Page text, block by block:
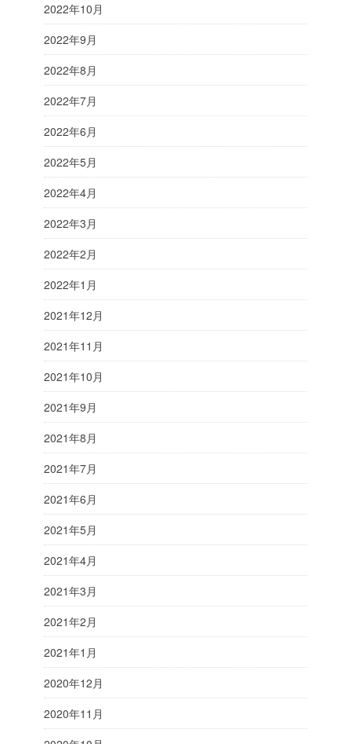
2022年10月
2022年9月
2022年8月
2022年7月
2022年6月
2022年5月
2022年4月
2022年3月
2022年2月
2022年1月
2021年12月
2021年11月
2021年10月
2021年9月
2021年8月
2021年7月
2021年6月
2021年5月
2021年4月
2021年3月
2021年2月
2021年1月
2020年12月
2020年11月